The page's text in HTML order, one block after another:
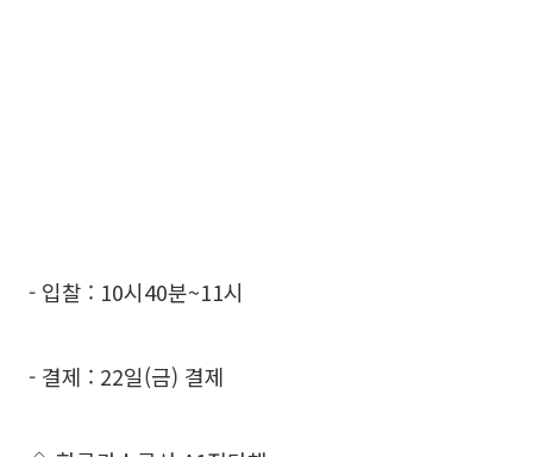
- 입찰 : 10시40분~11시
- 결제 : 22일(금) 결제